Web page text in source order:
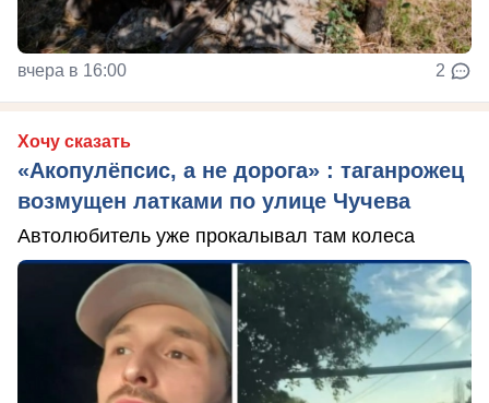
вчера в 16:00 2
Хочу сказать
«Акопулёпсис, а не дорога» : таганрожец
возмущен латками по улице Чучева
Автолюбитель уже прокалывал там колеса